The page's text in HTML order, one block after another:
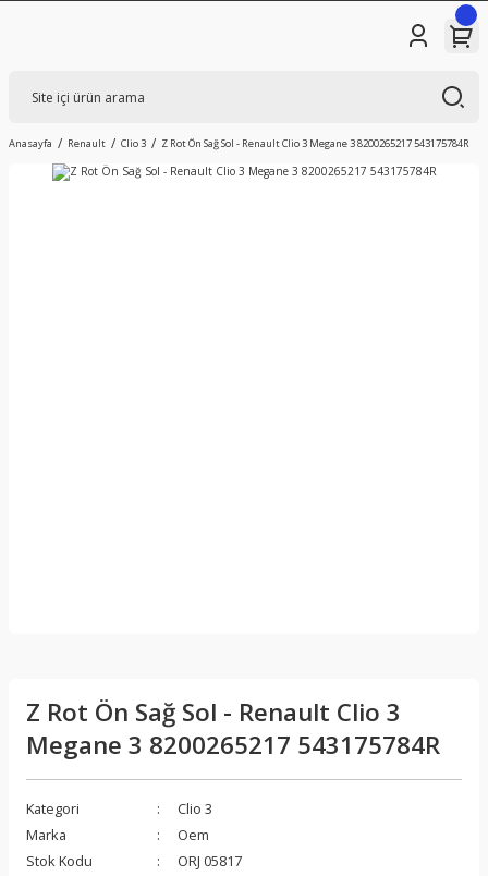
Anasayfa Renault Clio 3 Z Rot Ön Sağ Sol - Renault Clio 3 Megane 3 8200265217 543175784R
Z Rot Ön Sağ Sol - Renault Clio 3
Megane 3 8200265217 543175784R
Kategori
Clio 3
Marka
Oem
Stok Kodu
ORJ 05817